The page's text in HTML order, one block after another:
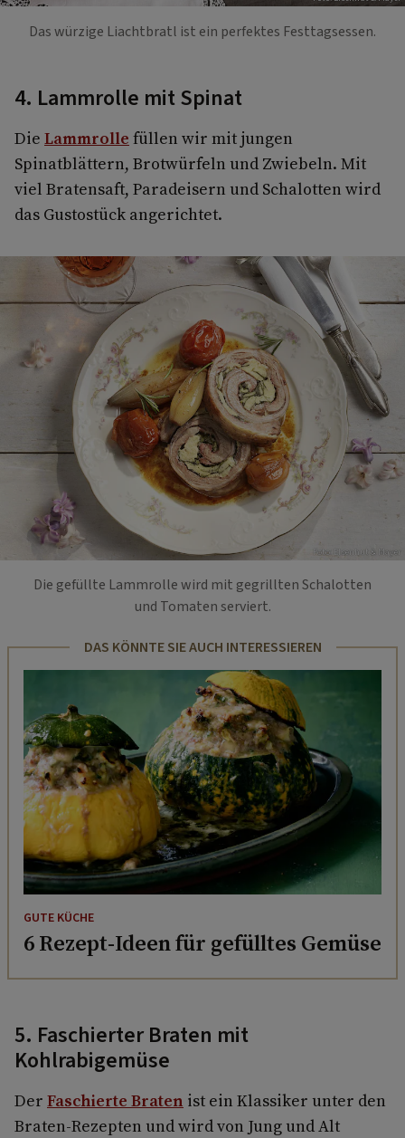
Das würzige Liachtbratl ist ein perfektes Festtagsessen.
4. Lammrolle mit Spinat
Die Lammrolle füllen wir mit jungen
Spinatblättern, Brotwürfeln und Zwiebeln. Mit
viel Bratensaft, Paradeisern und Schalotten wird
das Gustostück angerichtet.
Foto: EIsenhut & Mayer
Die gefüllte Lammrolle wird mit gegrillten Schalotten
und Tomaten serviert.
DAS KÖNNTE SIE AUCH INTERESSIEREN
GUTE KÜCHE
6 Rezept-Ideen für gefülltes Gemüse
5. Faschierter Braten mit
Kohlrabigemüse
Der Faschierte Braten ist ein Klassiker unter den
Braten-Rezepten und wird von Jung und Alt